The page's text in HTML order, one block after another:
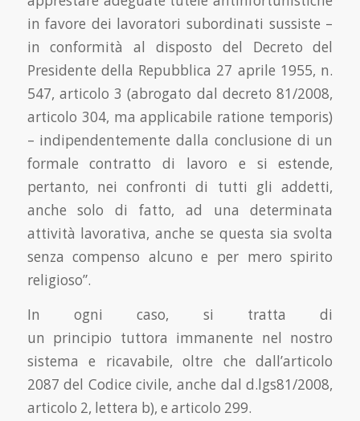
in favore dei lavoratori subordinati sussiste –
in conformità al disposto del Decreto del
Presidente della Repubblica 27 aprile 1955, n.
547, articolo 3 (abrogato dal decreto 81/2008,
articolo 304, ma applicabile ratione temporis)
– indipendentemente dalla conclusione di un
formale contratto di lavoro e si estende,
pertanto, nei confronti di tutti gli addetti,
anche solo di fatto, ad una determinata
attività lavorativa, anche se questa sia svolta
senza compenso alcuno e per mero spirito
religioso”.
In ogni caso, si tratta di
un principio tuttora immanente nel nostro
sistema e ricavabile, oltre che dall’articolo
2087 del Codice civile, anche dal d.lgs81/2008,
articolo 2, lettera b), e articolo 299.